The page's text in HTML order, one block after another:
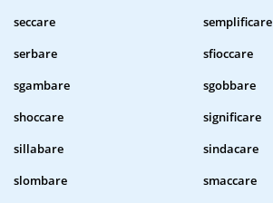
seccare
semplificare
serbare
sfioccare
sgambare
sgobbare
shoccare
significare
sillabare
sindacare
slombare
smaccare